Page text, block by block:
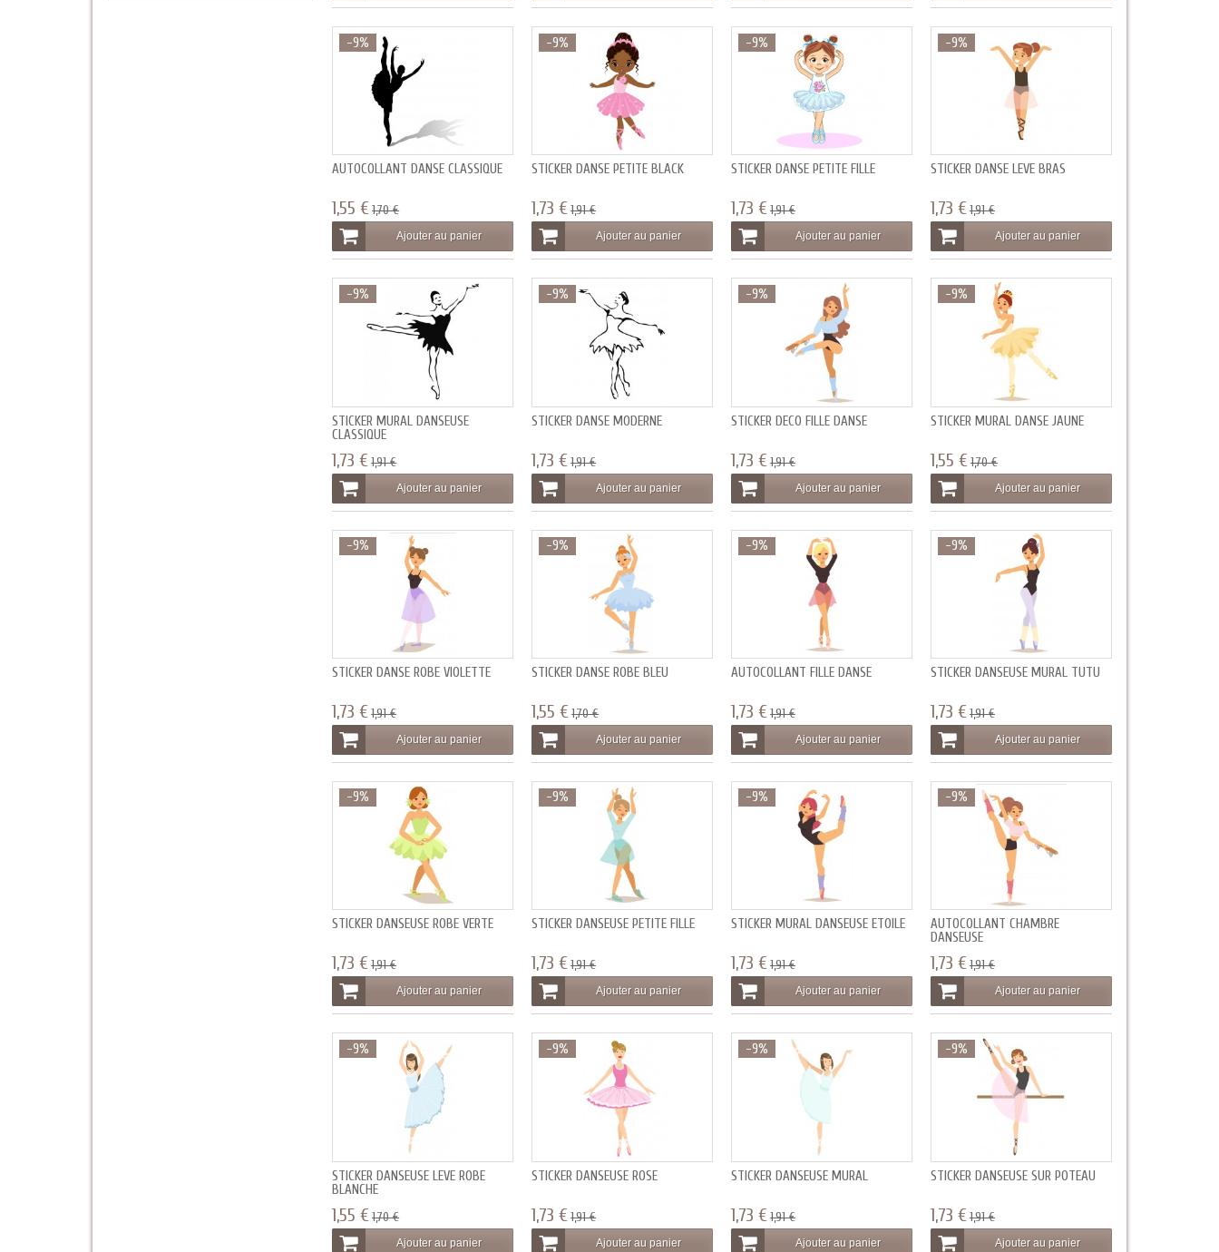
AUTOCOLLANT DANSE CLASSIQUE
-9%
1,55 €1,70 €
Ajouter au panier
STICKER DANSE PETITE BLACK
-9%
1,73 €1,91 €
Ajouter au panier
STICKER DANSE PETITE FILLE
-9%
1,73 €1,91 €
Ajouter au panier
STICKER DANSE LEVE BRAS
-9%
1,73 €1,91 €
Ajouter au panier
STICKER MURAL DANSEUSE
CLASSIQUE
-9%
1,73 €1,91 €
Ajouter au panier
STICKER DANSE MODERNE
-9%
1,73 €1,91 €
Ajouter au panier
STICKER DECO FILLE DANSE
-9%
1,73 €1,91 €
Ajouter au panier
STICKER MURAL DANSE JAUNE
-9%
1,55 €1,70 €
Ajouter au panier
STICKER DANSE ROBE VIOLETTE
-9%
1,73 €1,91 €
Ajouter au panier
STICKER DANSE ROBE BLEU
-9%
1,55 €1,70 €
Ajouter au panier
AUTOCOLLANT FILLE DANSE
-9%
1,73 €1,91 €
Ajouter au panier
STICKER DANSEUSE MURAL TUTU
-9%
1,73 €1,91 €
Ajouter au panier
STICKER DANSEUSE ROBE VERTE
-9%
1,73 €1,91 €
Ajouter au panier
STICKER DANSEUSE PETITE FILLE
-9%
1,73 €1,91 €
Ajouter au panier
STICKER MURAL DANSEUSE ETOILE
-9%
1,73 €1,91 €
Ajouter au panier
AUTOCOLLANT CHAMBRE
DANSEUSE
-9%
1,73 €1,91 €
Ajouter au panier
STICKER DANSEUSE LEVE ROBE
BLANCHE
-9%
1,55 €1,70 €
Ajouter au panier
STICKER DANSEUSE ROSE
-9%
1,73 €1,91 €
Ajouter au panier
STICKER DANSEUSE MURAL
-9%
1,73 €1,91 €
Ajouter au panier
STICKER DANSEUSE SUR POTEAU
-9%
1,73 €1,91 €
Ajouter au panier